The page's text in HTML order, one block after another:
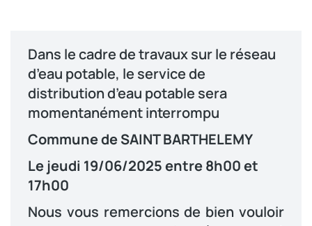
Dans le cadre de travaux sur le réseau
d’eau potable, le service de
distribution d’eau potable sera
momentanément interrompu
Commune de SAINT BARTHELEMY
Le jeudi 19/06/2025 entre 8h00 et
17h00
Nous vous remercions de bien vouloir